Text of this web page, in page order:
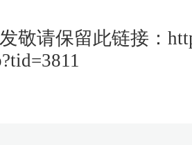
敬请保留此链接：